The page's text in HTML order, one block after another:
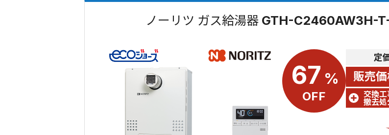
ノーリツ ガス給湯器 GTH-C2460AW3H-
67 %
OFF
定
販売
交換工
撤去処